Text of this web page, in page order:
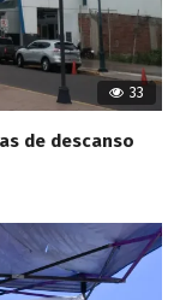
33
de descanso